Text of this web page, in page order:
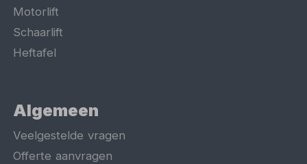
Motorlift
Schaarlift
Heftafel
Algemeen
Veelgestelde vragen
Offerte aanvragen